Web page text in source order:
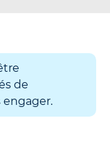
de